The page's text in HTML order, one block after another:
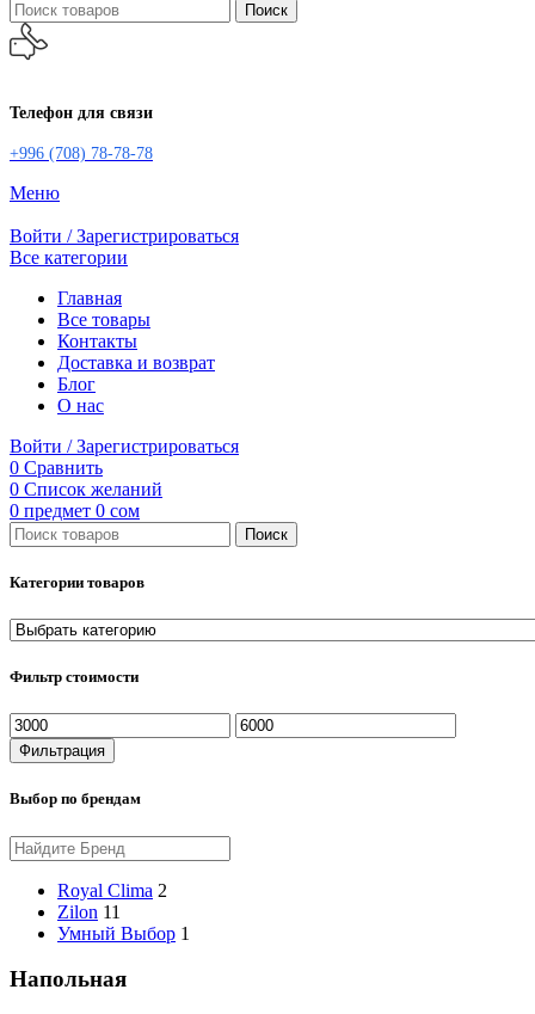
Поиск
Телефон для связи
+996 (708) 78-78-78
Меню
Войти / Зарегистрироваться
Все категории
Главная
Все товары
Контакты
Доставка и возврат
Блог
О нас
Войти / Зарегистрироваться
0 Сравнить
0 Список желаний
0 предмет 0 сом
Поиск
Категории товаров
Фильтр стоимости
Минимальная
цена
Максимальная
цена
Фильтрация
Выбор по брендам
Royal Clima 2
Zilon 11
Умный Выбор 1
Напольная